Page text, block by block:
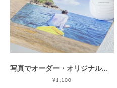
写真でオーダー・オリジナルフォトマウスパッド(227x172mm) -あなただけのオリジナルマウスパッド / 母の日 父の日 敬老の日
¥1,100